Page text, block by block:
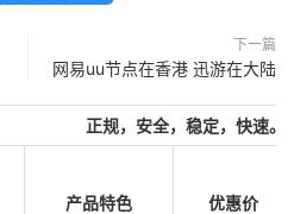
下一篇
网易uu节点在香港 迅游在大陆
正规，安全，稳定，快速。
产品特色 优惠价